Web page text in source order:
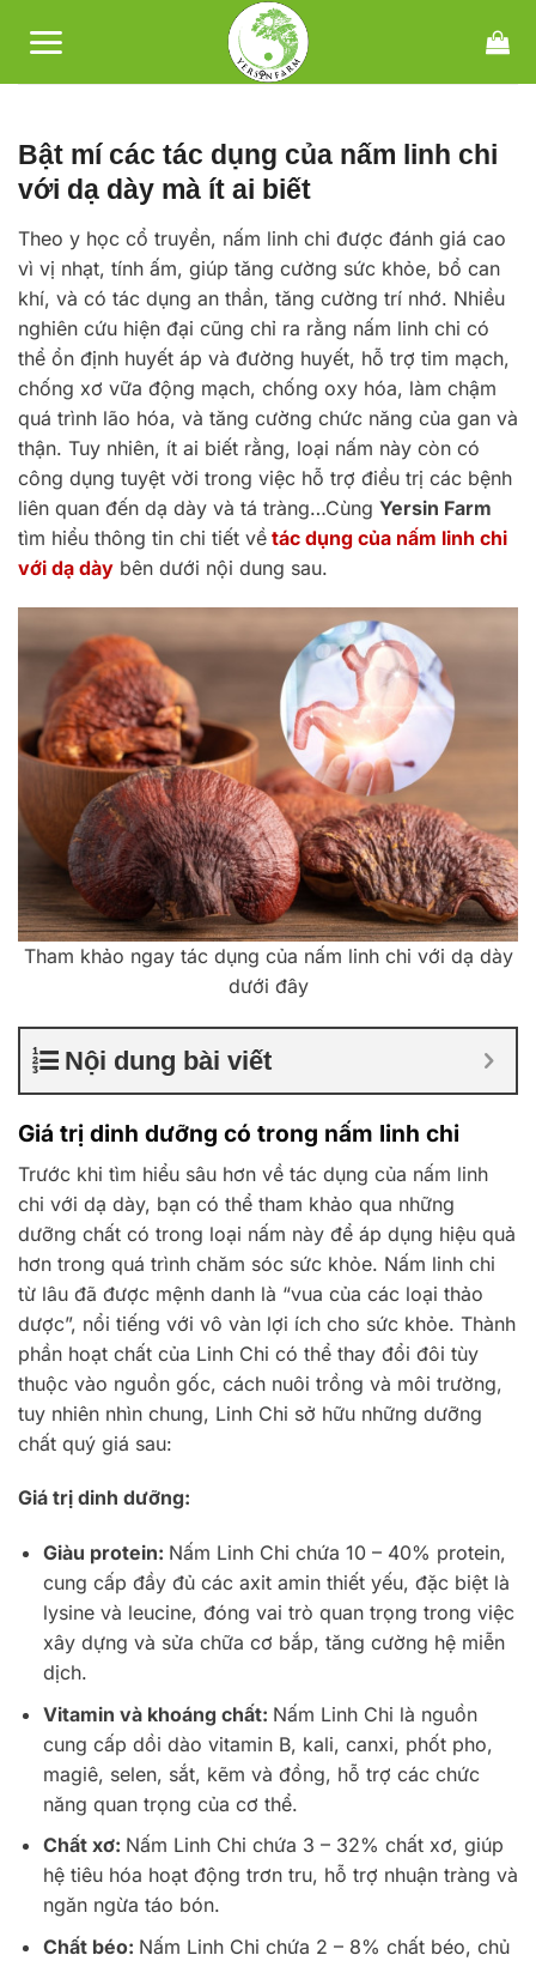
qua
Bật mí các tác dụng của nấm linh chi
với dạ dày mà ít ai biết
Theo y học cổ truyền, nấm linh chi được đánh giá cao
vì vị nhạt, tính ấm, giúp tăng cường sức khỏe, bổ can
khí, và có tác dụng an thần, tăng cường trí nhớ. Nhiều
nghiên cứu hiện đại cũng chỉ ra rằng nấm linh chi có
thể ổn định huyết áp và đường huyết, hỗ trợ tim mạch,
chống xơ vữa động mạch, chống oxy hóa, làm chậm
quá trình lão hóa, và tăng cường chức năng của gan và
thận. Tuy nhiên, ít ai biết rằng, loại nấm này còn có
công dụng tuyệt vời trong việc hỗ trợ điều trị các bệnh
liên quan đến dạ dày và tá tràng…Cùng Yersin Farm
tìm hiểu thông tin chi tiết về tác dụng của nấm linh chi
với dạ dày bên dưới nội dung sau.
Tham khảo ngay tác dụng của nấm linh chi với dạ dày
dưới đây
Nội dung bài viết
Giá trị dinh dưỡng có trong nấm linh chi
Trước khi tìm hiểu sâu hơn về tác dụng của nấm linh
chi với dạ dày, bạn có thể tham khảo qua những
dưỡng chất có trong loại nấm này để áp dụng hiệu quả
hơn trong quá trình chăm sóc sức khỏe. Nấm linh chi
từ lâu đã được mệnh danh là “vua của các loại thảo
dược”, nổi tiếng với vô vàn lợi ích cho sức khỏe. Thành
phần hoạt chất của Linh Chi có thể thay đổi đôi tùy
thuộc vào nguồn gốc, cách nuôi trồng và môi trường,
tuy nhiên nhìn chung, Linh Chi sở hữu những dưỡng
chất quý giá sau:
Giá trị dinh dưỡng:
Giàu protein: Nấm Linh Chi chứa 10 – 40% protein,
cung cấp đầy đủ các axit amin thiết yếu, đặc biệt là
lysine và leucine, đóng vai trò quan trọng trong việc
xây dựng và sửa chữa cơ bắp, tăng cường hệ miễn
dịch.
Vitamin và khoáng chất: Nấm Linh Chi là nguồn
cung cấp dồi dào vitamin B, kali, canxi, phốt pho,
magiê, selen, sắt, kẽm và đồng, hỗ trợ các chức
năng quan trọng của cơ thể.
Chất xơ: Nấm Linh Chi chứa 3 – 32% chất xơ, giúp
hệ tiêu hóa hoạt động trơn tru, hỗ trợ nhuận tràng và
ngăn ngừa táo bón.
Chất béo: Nấm Linh Chi chứa 2 – 8% chất béo, chủ